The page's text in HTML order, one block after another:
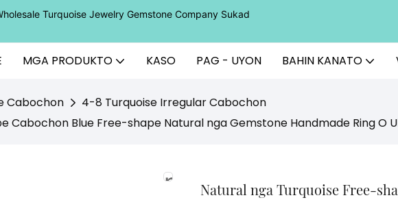
Turquoise Jewelry Gemstone Company Sukad
MGA PRODUKTO KASO PAG - UYON BAHIN KANATO
Cabochon
4-8 Turquoise Irregular Cabochon
Cabochon Blue Free-shape Natural nga Gemstone Handmade Ring O
Natural nga Turquoise Free-